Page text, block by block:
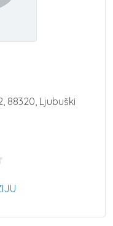
88320 Ljubuški